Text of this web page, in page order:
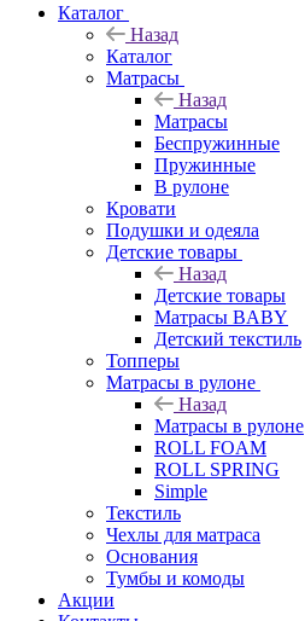
Каталог
Назад
Каталог
Матрасы
Назад
Матрасы
Беспружинные
Пружинные
В рулоне
Кровати
Подушки и одеяла
Детские товары
Назад
Детские товары
Матрасы BABY
Детский текстиль
Топперы
Матрасы в рулоне
Назад
Матрасы в рулоне
ROLL FOAM
ROLL SPRING
Simple
Текстиль
Чехлы для матраса
Основания
Тумбы и комоды
Акции